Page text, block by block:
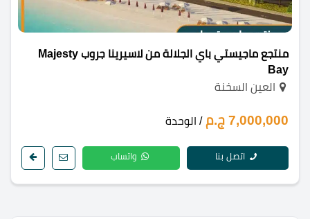
منتجع ماجيستي باي الجلالة من لاسيرينا جروب Majesty
Bay
العين السخنة
7,000,000 ج.م / الوحدة
اتصل بنا واتساب